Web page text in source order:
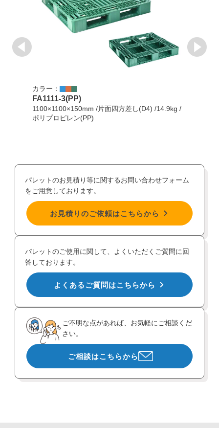
カラー：
FA1111-3(PP)
1100×1100×150mm /片面四方差し(D4) /14.9kg /
ポリプロピレン(PP)
パレットのお見積り等に関するお問い合わせフォーム
をご用意しております。
お見積りのご依頼はこちらから
パレットのご使用に関して、よくいただくご質問に回
答しております。
よくあるご質問はこちらから
ご不明な点があれば、お気軽にご相談くだ
さい。
ご相談はこちらから